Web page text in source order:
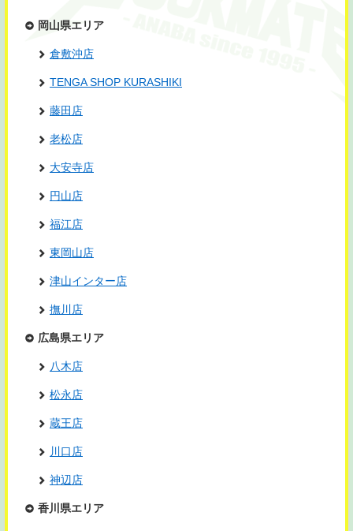
岡山県エリア
倉敷沖店
TENGA SHOP KURASHIKI
藤田店
老松店
大安寺店
円山店
福江店
東岡山店
津山インター店
撫川店
広島県エリア
八木店
松永店
蔵王店
川口店
神辺店
香川県エリア